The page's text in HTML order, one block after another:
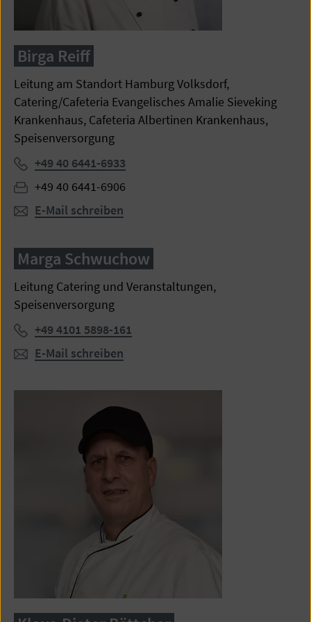
Birga Reiff
Leitung am Standort Hamburg Volksdorf,
Catering/Cafeteria Evangelisches Amalie Sieveking
Krankenhaus, Cafeteria Albertinen Krankenhaus,
Speisenversorgung
Telefon:
+49 40 6441-6933
Fax:
+49 40 6441-6906
E-Mail schreiben
Marga Schwuchow
Leitung Catering und Veranstaltungen,
Speisenversorgung
Telefon:
+49 4101 5898-161
E-Mail schreiben